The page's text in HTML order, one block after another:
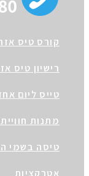
טיס אזרחי
טיס אזרחי
ליום אחד
חווייתיות
בשמי הארץ